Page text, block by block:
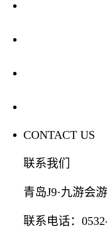
CONTACT US
联系我们
青岛J9·九游会
联系电话：